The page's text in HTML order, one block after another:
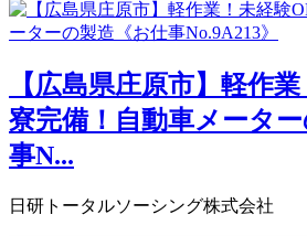
【広島県庄原市】軽作
寮完備！自動車メータ
事N...
日研トータルソーシング株式会社